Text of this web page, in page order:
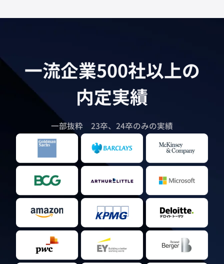
一流企業500社以上の
内定実績
一部抜粋 23卒、24卒のみの実績